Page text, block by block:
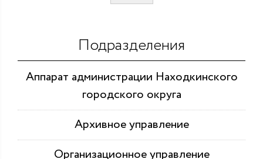
Подразделения
Аппарат администрации Находкинского
городского округа
Архивное управление
Организационное управление